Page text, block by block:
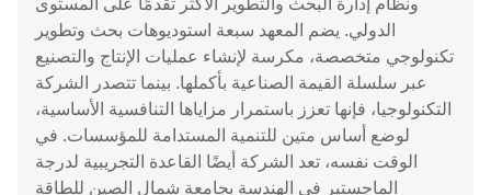
ونظام إدارة البحث والتطوير الأكثر تقدمًا على المستوى
الدولي. يضم المعهد سبعة استوديوهات بحث وتطوير
تكنولوجي متخصصة، مكرسة لإنشاء عمليات الإنتاج والتصنيع
عبر سلسلة القيمة الصناعية بأكملها. بينما تتصدر الشركة
التكنولوجيا، فإنها تعزز باستمرار مزاياها التنافسية الأساسية،
لوضع أساس متين للتنمية المستدامة للمؤسسات. في
الوقت نفسه، تعد الشركة أيضًا القاعدة التجريبية لدرجة
الماجستير في الهندسة بجامعة شمال الصين للطاقة